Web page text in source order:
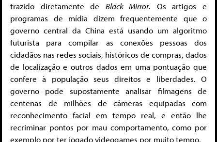
trazido diretamente de Black Mirror. Os artigos e
programas de mídia dizem frequentemente que o
governo central da China está usando um algoritmo
futurista para compilar as conexões pessoas dos
cidadãos nas redes sociais, históricos de compras, dados
de localização e outros dados em uma pontuação que
confere à população seus direitos e liberdades. O
governo pode supostamente analisar filmagens de
centenas de milhões de câmeras equipadas com
reconhecimento facial em tempo real, e então lhe
recriminar pontos por mau comportamento, como por
exemplo por ter jogado videogames por muito tempo.